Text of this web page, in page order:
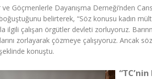
ve Göçmenlerle Dayanışma Derneği’nden
boğuştuğunu belirterek, “Söz konusu kadın
ilgili çalışan örgütler devleti zorluyoruz.
zorlayarak çözmeye çalışıyoruz. Ancak
konuştu.